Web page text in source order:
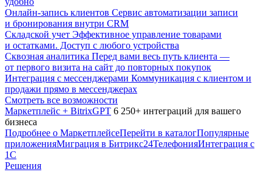
Онлайн-запись клиентов Сервис автоматизации записи
и бронирования внутри CRM
Складской учет Эффективное управление товарами
и остатками. Доступ с любого устройства
Сквозная аналитика Перед вами весь путь клиента —
от первого визита на сайт до повторных покупок
Интеграция с мессенджерами Коммуникация с клиентом и
продажи прямо в мессенджерах
Смотреть все возможности
Маркетплейс + BitrixGPT 6 250+ интеграций для вашего
бизнеса
Подробнее о МаркетплейсеПерейти в каталогПопулярные
приложенияМиграция в Битрикс24ТелефонияИнтеграция с
1С
Решения